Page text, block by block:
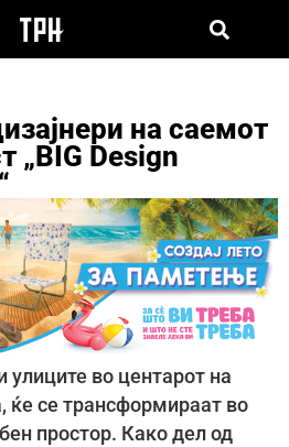
на саемот
„BIG Design
во центарот на
се трансформираат во
простор. Како дел од